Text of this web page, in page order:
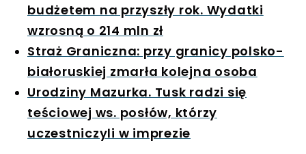
budżetem na przyszły rok. Wydatki
wzrosną o 214 mln zł
Straż Graniczna: przy granicy polsko-
białoruskiej zmarła kolejna osoba
Urodziny Mazurka. Tusk radzi się
teściowej ws. posłów, którzy
uczestniczyli w imprezie